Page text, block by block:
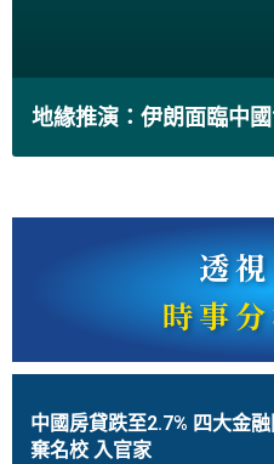
地緣推演：伊朗面臨中
透
時事
中國房貸跌至2.7% 四大金
棄名校 入官家